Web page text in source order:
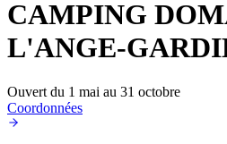
CAMPING
L'ANGE-
Ouvert du 1 mai au 31 octobre
Coordonnées